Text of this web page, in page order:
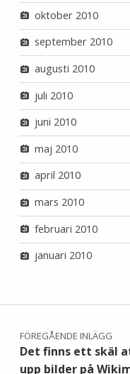
oktober 2010
september 2010
augusti 2010
juli 2010
juni 2010
maj 2010
april 2010
mars 2010
februari 2010
januari 2010
FÖREGÅENDE INLÄGG
Det finns ett skäl
upp bilder på